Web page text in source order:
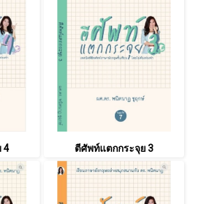
4 ตีศัพท์แตกกระจุย 3